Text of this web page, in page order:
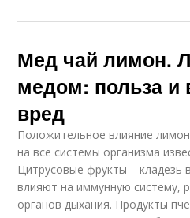
Мед чай лимон.
медом: польза
вред
Положительное влияние
на все системы организма
Цитрусовые фрукты – кладезь
влияют на иммунную систему,
органов дыхания. Продукты